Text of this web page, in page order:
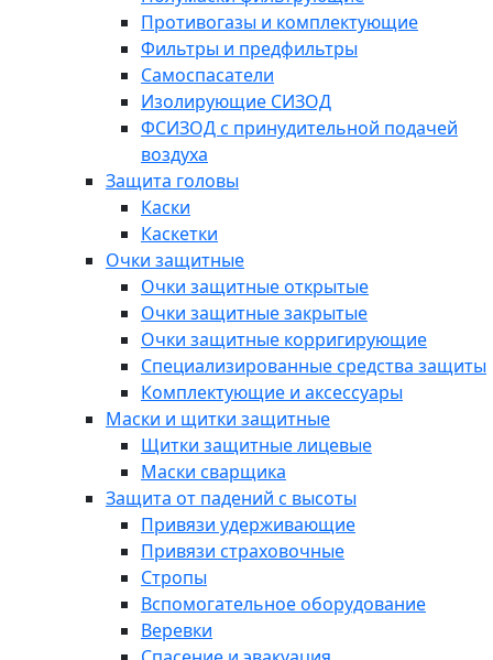
Противогазы и комплектующие
Фильтры и предфильтры
Самоспасатели
Изолирующие СИЗОД
ФСИЗОД с принудительной подачей
воздуха
Защита головы
Каски
Каскетки
Очки защитные
Очки защитные открытые
Очки защитные закрытые
Очки защитные корригирующие
Специализированные средства защиты
Комплектующие и аксессуары
Маски и щитки защитные
Щитки защитные лицевые
Маски сварщика
Защита от падений с высоты
Привязи удерживающие
Привязи страховочные
Стропы
Вспомогательное оборудование
Веревки